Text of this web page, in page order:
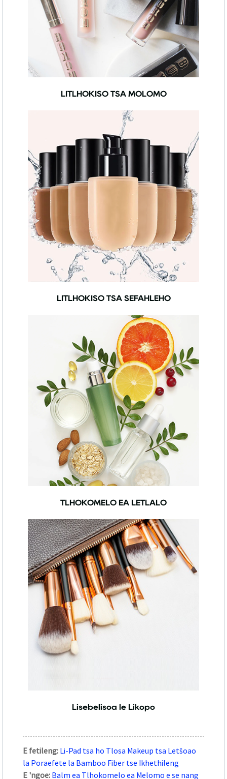
LITLHOKISO TSA MOLOMO
LITLHOKISO TSA SEFAHLEHO
TLHOKOMELO EA LETLALO
Lisebelisoa le Likopo
E fetileng: Li-Pad tsa ho Tlosa Makeup tsa Letšoao
la Poraefete la Bamboo Fiber tse Ikhethileng
E 'ngoe: Balm ea Tlhokomelo ea Melomo e se nang